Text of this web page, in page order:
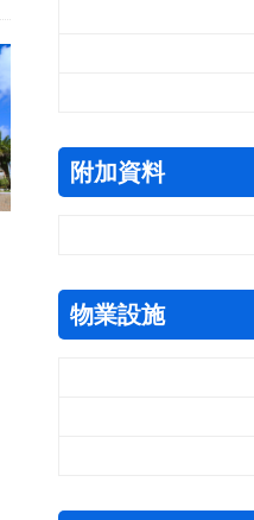
附加資料
物業設施